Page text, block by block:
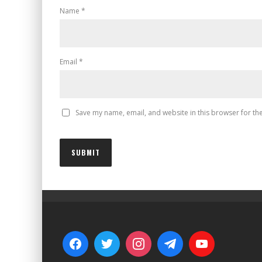
Name *
Email *
Save my name, email, and website in this browser for